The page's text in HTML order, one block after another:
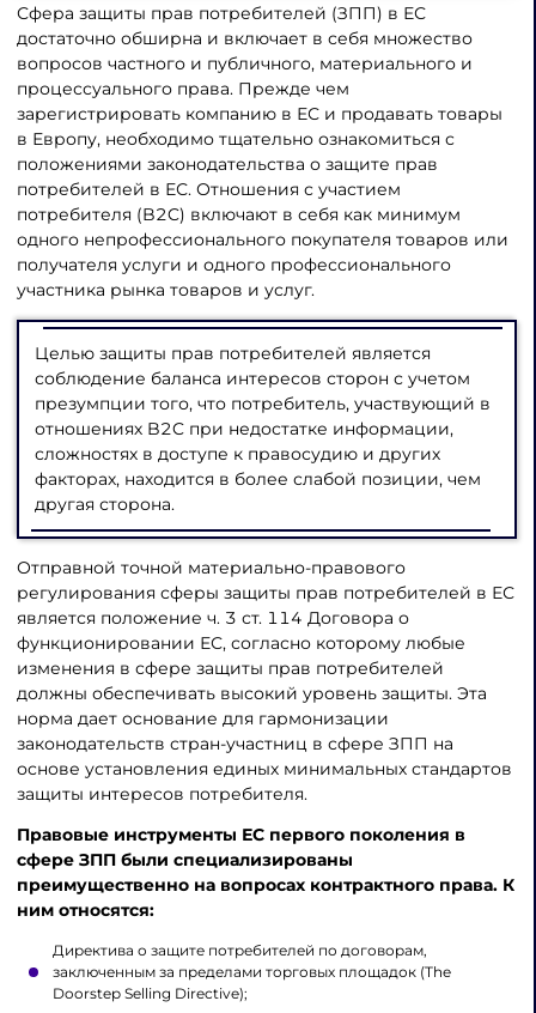
Сфера защиты прав потребителей (ЗПП) в ЕС
достаточно обширна и включает в себя множество
вопросов частного и публичного, материального и
процессуального права. Прежде чем
зарегистрировать компанию в ЕС и продавать товары
в Европу, необходимо тщательно ознакомиться с
положениями законодательства о защите прав
потребителей в ЕС. Отношения с участием
потребителя (B2C) включают в себя как минимум
одного непрофессионального покупателя товаров или
получателя услуги и одного профессионального
участника рынка товаров и услуг.
Целью защиты прав потребителей является
соблюдение баланса интересов сторон с учетом
презумпции того, что потребитель, участвующий в
отношениях B2C при недостатке информации,
сложностях в доступе к правосудию и других
факторах, находится в более слабой позиции, чем
другая сторона.
Отправной точной материально-правового
регулирования сферы защиты прав потребителей в ЕС
является положение ч. 3 ст. 114 Договора о
функционировании ЕС, согласно которому любые
изменения в сфере защиты прав потребителей
должны обеспечивать высокий уровень защиты. Эта
норма дает основание для гармонизации
законодательств стран-участниц в сфере ЗПП на
основе установления единых минимальных стандартов
защиты интересов потребителя.
Правовые инструменты ЕС первого поколения в
сфере ЗПП были специализированы
преимущественно на вопросах контрактного права. К
ним относятся:
Директива о защите потребителей по договорам,
заключенным за пределами торговых площадок (The
Doorstep Selling Directive);